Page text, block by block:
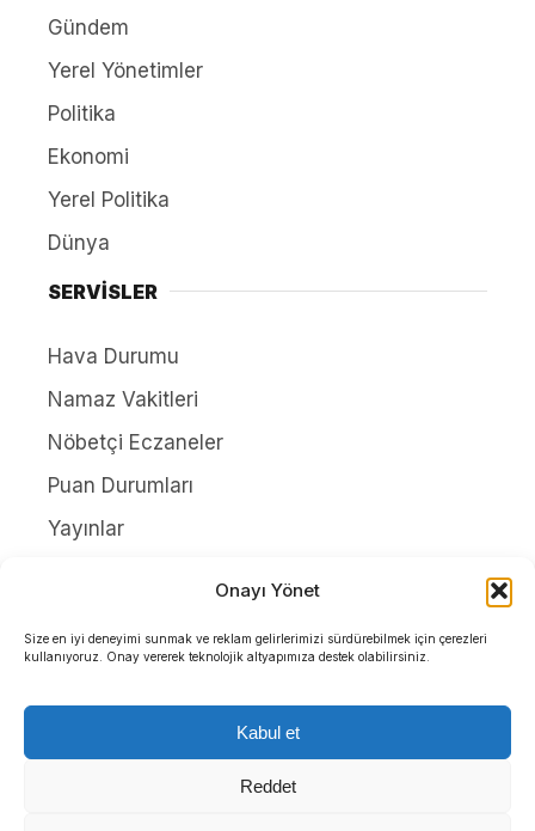
Onayı Yönet
Size en iyi deneyimi sunmak ve reklam gelirlerimizi sürdürebilmek için çerezleri
kullanıyoruz. Onay vererek teknolojik altyapımıza destek olabilirsiniz.
Kabul et
Reddet
Gündem
Yerel Yönetimler
Politika
Ekonomi
Yerel Politika
Dünya
SERVİSLER
Hava Durumu
Namaz Vakitleri
Nöbetçi Eczaneler
Puan Durumları
Yayınlar
İletişim